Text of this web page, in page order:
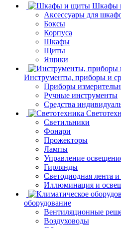
Шкафы
Аксессуары для
Боксы
Корпуса
Шкафы
Щиты
Ящики
Инструменты, приборы и
Приборы
Ручные инструменты
Средства
Светильники
Фонари
Прожекторы
Лампы
Управление
Гирлянды
Светодиодная лента
Иллюминация и
оборудование
Вентиляционные
Воздуховоды